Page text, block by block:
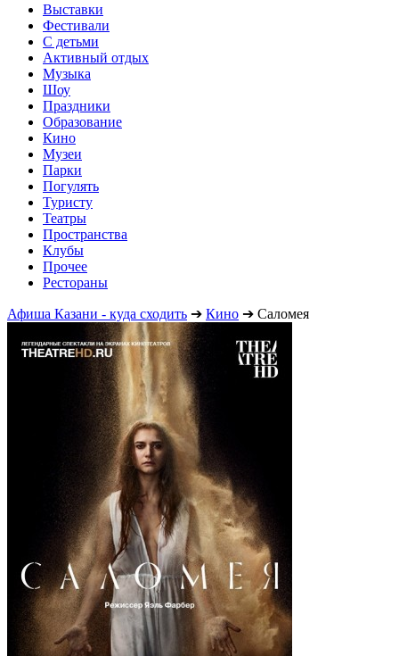
Выставки
Фестивали
С детьми
Активный отдых
Музыка
Шоу
Праздники
Образование
Кино
Музеи
Парки
Погулять
Туристу
Театры
Пространства
Клубы
Прочее
Рестораны
Афиша Казани - куда сходить ➔ Кино ➔ Саломея